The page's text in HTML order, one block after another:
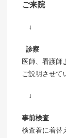
ご来院
↓
診察
医師、看護師
ご説明させて
↓
事前検査
検査着に着替